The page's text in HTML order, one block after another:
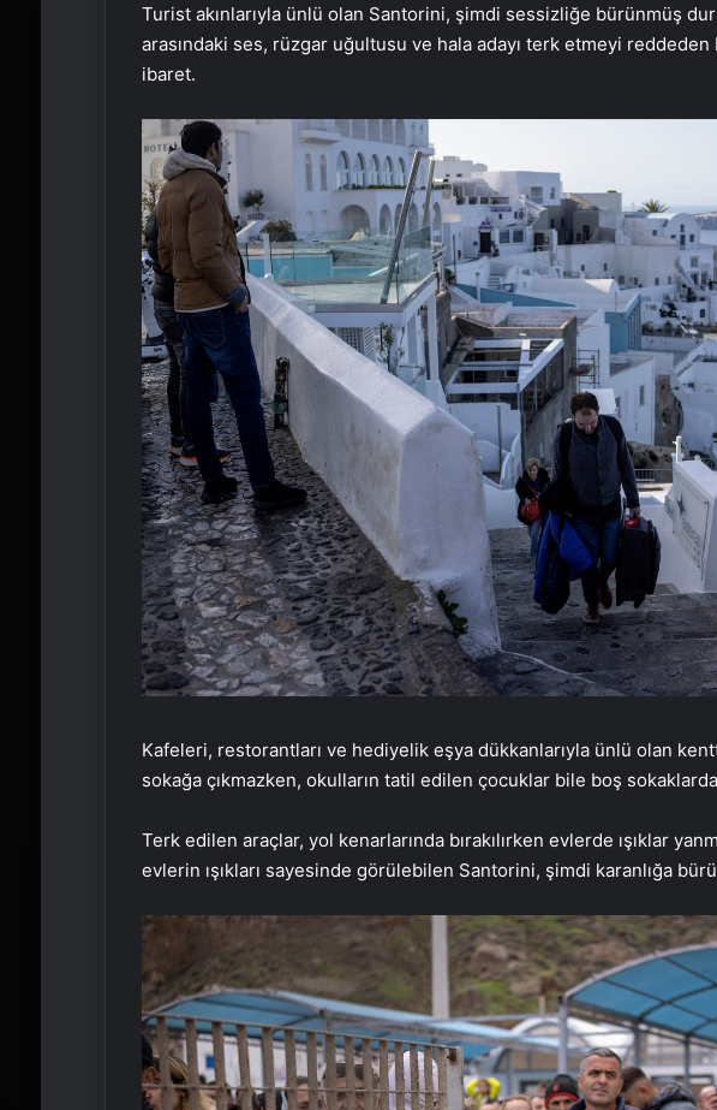
Turist akınlarıyla ünlü olan Santorini, şimdi sessizliğe bürünmüş
arasındaki ses, rüzgar uğultusu ve hala adayı terk etmeyi
ibaret.
Kafeleri, restorantları ve hediyelik eşya dükkanlarıyla ünlü olan
sokağa çıkmazken, okulların tatil edilen çocuklar bile boş
Terk edilen araçlar, yol kenarlarında bırakılırken evlerde ışıklar
evlerin ışıkları sayesinde görülebilen Santorini, şimdi karanlığa